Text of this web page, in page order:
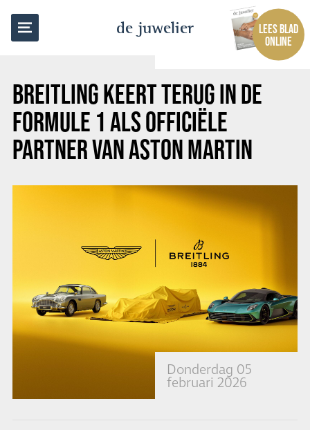
de juwelier
LEES BLAD
ONLINE
BREITLING KEERT TERUG IN DE
FORMULE 1 ALS OFFICIËLE
PARTNER VAN ASTON MARTIN
Donderdag 05
februari 2026
TERUG NAAR OVERZICHT